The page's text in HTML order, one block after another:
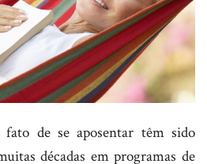
fato de se aposentar têm sido
décadas em programas de